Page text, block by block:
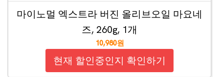
마이노멀 엑스트라 버진 올리브오일 마요네
즈, 260g, 1개
10,980원
현재 할인중인지 확인하기